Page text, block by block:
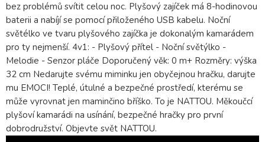
bez problémů svítit celou noc. Plyšový zajíček má 8-hodinovou
baterii a nabíjí se pomocí přiloženého USB kabelu. Noční
světélko ve tvaru plyšového zajíčka je dokonalým kamarádem
pro ty nejmenší. 4v1: - Plyšový přítel - Noční světýlko -
Melodie - Senzor pláče Doporučený věk: 0 m+ Rozměry: výška
32 cm Nedarujte svému miminku jen obyčejnou hračku, darujte
mu EMOCI! Teplé, útulné a bezpečné prostředí, kterému se
může vyrovnat jen maminčino bříško. To je NATTOU. Měkoučcí
plyšoví kamarádi na usínání, bezpečné hračky pro první
dobrodružství. Objevte svět NATTOU.